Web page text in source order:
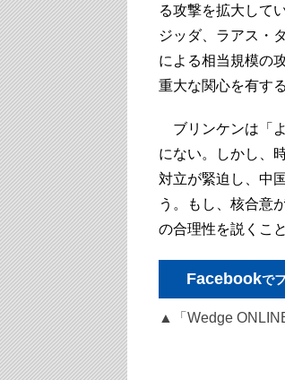
る攻撃を拡大して
ジッダ、ラアス・
による相当規模の
重大な関心を有す
ブリンケンは「
にない。しかし、
対立が緊迫し、中
う。もし、核合意
の合理性を説くこ
Facebookで
▲「Wedge